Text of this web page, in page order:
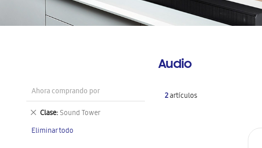
Audio
2artículos
Ahora comprando por
Clase Sound Tower
Eliminar
artículo
Eliminar todo